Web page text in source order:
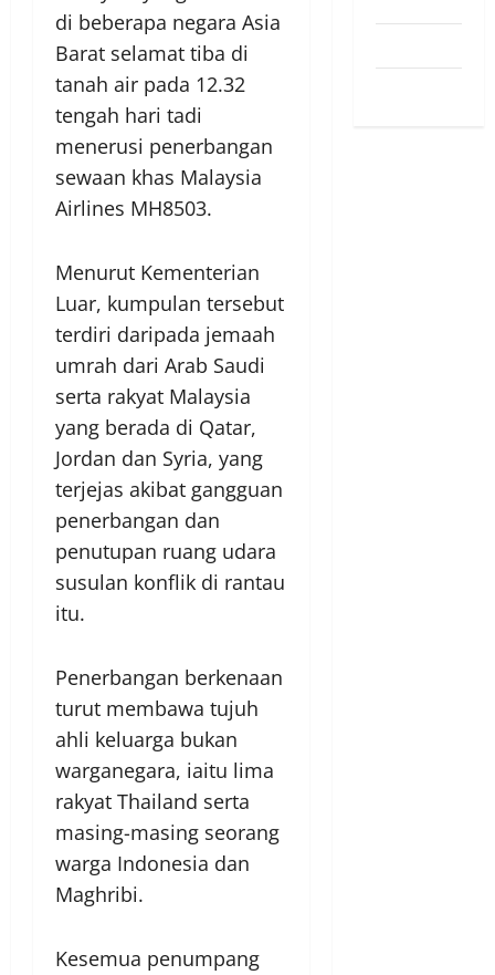
di beberapa negara Asia
Barat selamat tiba di
tanah air pada 12.32
tengah hari tadi
menerusi penerbangan
sewaan khas Malaysia
Airlines MH8503.
Menurut Kementerian
Luar, kumpulan tersebut
terdiri daripada jemaah
umrah dari Arab Saudi
serta rakyat Malaysia
yang berada di Qatar,
Jordan dan Syria, yang
terjejas akibat gangguan
penerbangan dan
penutupan ruang udara
susulan konflik di rantau
itu.
Penerbangan berkenaan
turut membawa tujuh
ahli keluarga bukan
warganegara, iaitu lima
rakyat Thailand serta
masing-masing seorang
warga Indonesia dan
Maghribi.
Kesemua penumpang